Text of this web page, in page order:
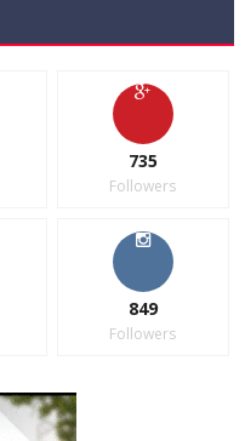
735
Followers
849
Followers